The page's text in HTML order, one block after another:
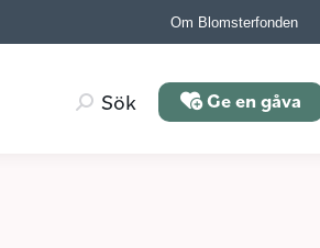
Om Blomsterfonden
Search:
Sök Ge en gåva
Ge en gåva